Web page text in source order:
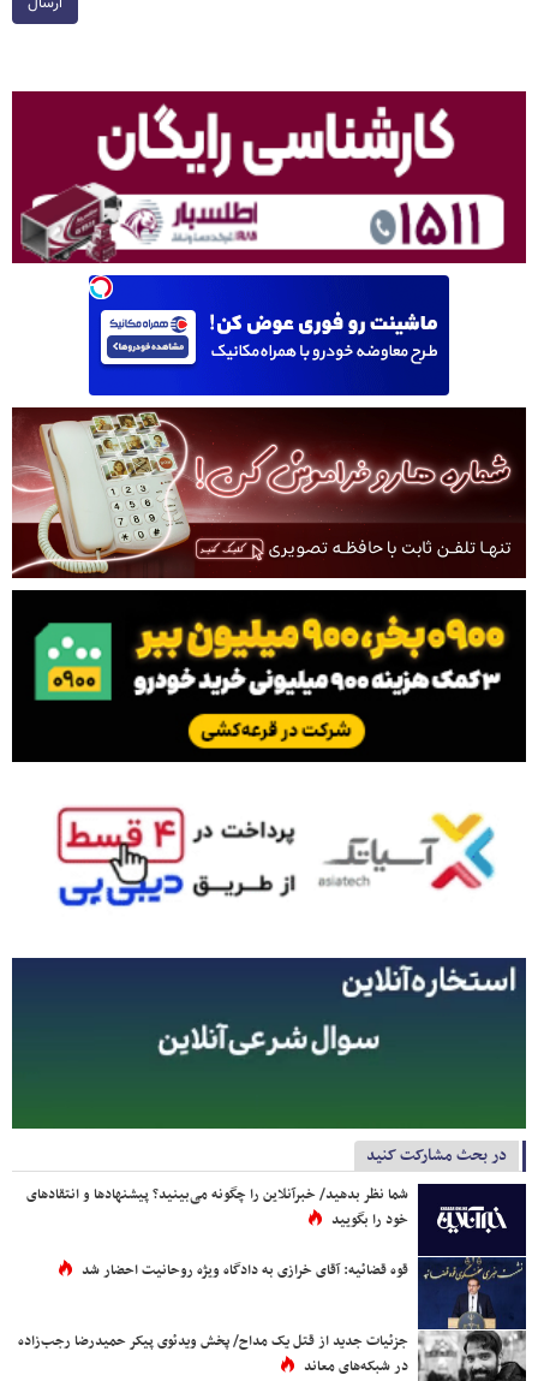
در بحث مشارکت کنید
شما نظر بدهید/ خبرآنلاین را چگونه می‌بینید؟ پیشنهادها و انتقادهای
خود را بگویید
قوه قضائیه: آقای خرازی به دادگاه ویژه روحانیت احضار شد
جزئیات جدید از قتل یک مداح/ پخش ویدئوی پیکر حمیدرضا رجب‌زاده
در شبکه‌های معاند